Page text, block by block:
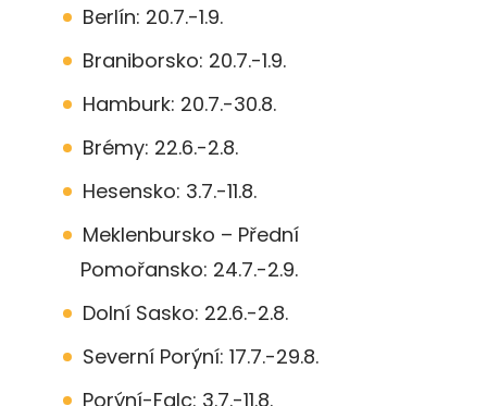
Berlín: 20.7.-1.9.
Braniborsko: 20.7.-1.9.
Hamburk: 20.7.-30.8.
Brémy: 22.6.-2.8.
Hesensko: 3.7.-11.8.
Meklenbursko – Přední
Pomořansko: 24.7.-2.9.
Dolní Sasko: 22.6.-2.8.
Severní Porýní: 17.7.-29.8.
Porýní-Falc: 3.7.-11.8.